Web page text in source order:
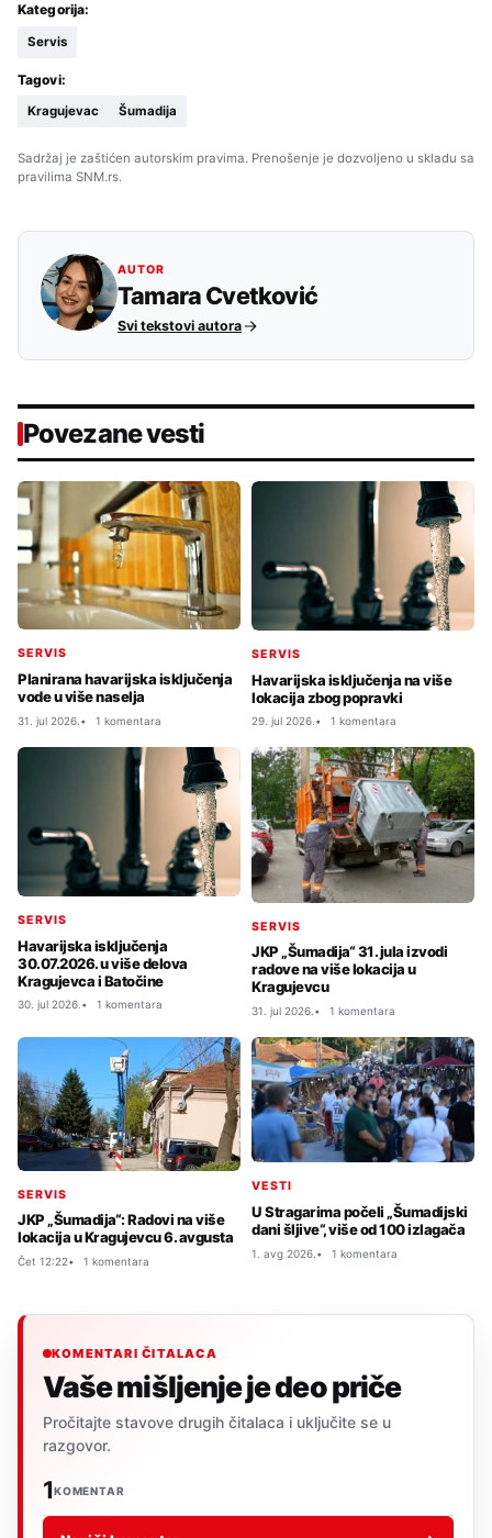
Kategorija:
Servis
Tagovi:
Kragujevac Šumadija
Sadržaj je zaštićen autorskim pravima. Prenošenje je dozvoljeno u skladu sa
pravilima SNM.rs.
AUTOR
Tamara Cvetković
Svi tekstovi autora
Povezane vesti
SERVIS
Planirana havarijska isključenja
vode u više naselja
31. jul 2026. 1 komentara
SERVIS
Havarijska isključenja na više
lokacija zbog popravki
29. jul 2026. 1 komentara
SERVIS
Havarijska isključenja
30.07.2026. u više delova
Kragujevca i Batočine
30. jul 2026. 1 komentara
SERVIS
JKP „Šumadija“ 31. jula izvodi
radove na više lokacija u
Kragujevcu
31. jul 2026. 1 komentara
SERVIS
JKP „Šumadija“: Radovi na više
lokacija u Kragujevcu 6. avgusta
Čet 12:22 1 komentara
VESTI
U Stragarima počeli „Šumadijski
dani šljive“, više od 100 izlagača
1. avg 2026. 1 komentara
KOMENTARI ČITALACA
Vaše mišljenje je deo priče
Pročitajte stavove drugih čitalaca i uključite se u
razgovor.
1KOMENTAR